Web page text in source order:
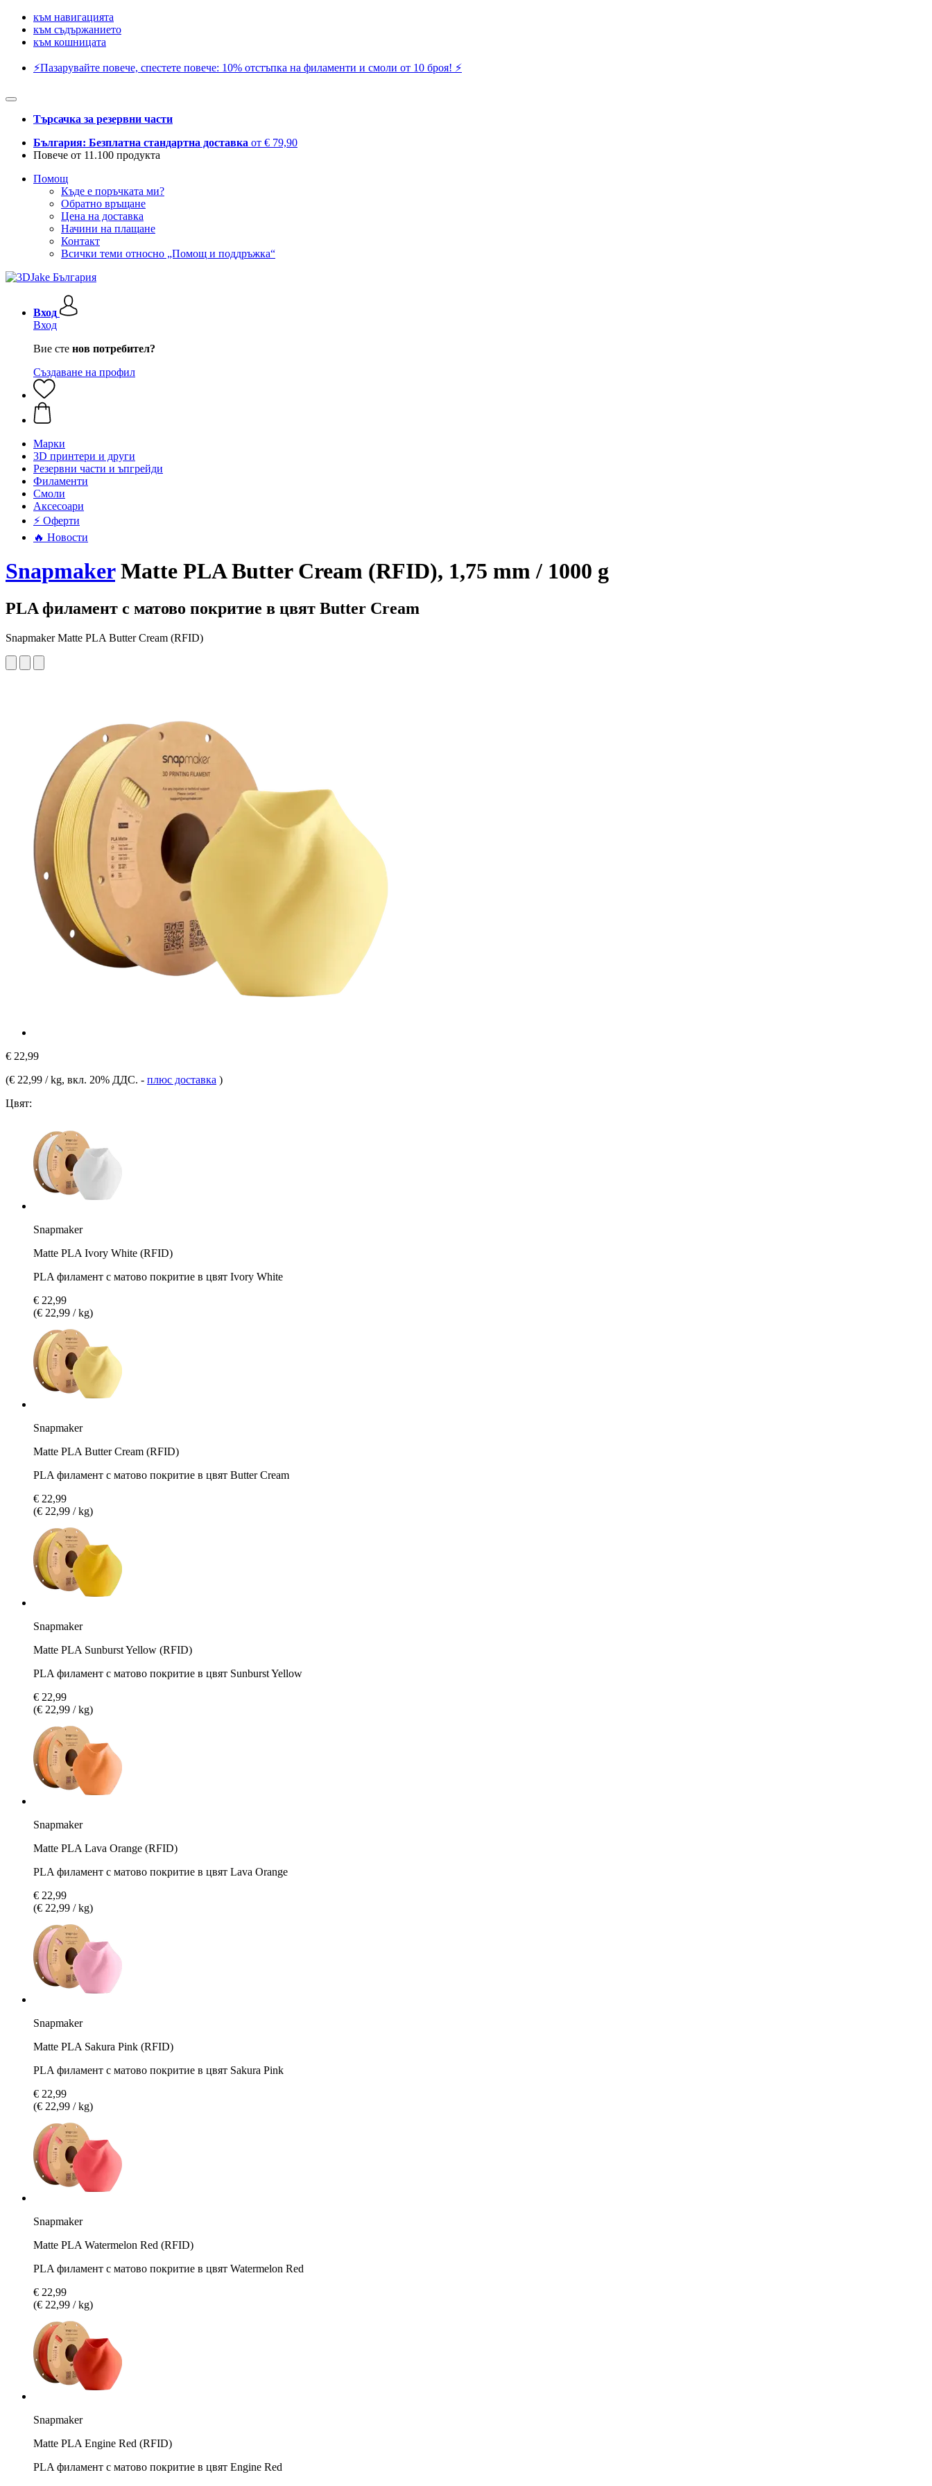
към навигацията
към съдържанието
към кошницата
⚡️Пазарувайте повече, спестете повече: 10% отстъпка на филаменти и смоли от 10 броя! ⚡️
Търсачка за резервни части
България: Безплатна стандартна доставка от € 79,90
Повече от 11.100 продукта
Помощ
Къде е поръчката ми?
Обратно връщане
Цена на доставка
Начини на плащане
Контакт
Всички теми относно „Помощ и поддръжка“
Вход
Вход
Вие сте нов потребител?
Създаване на профил
Mарки
3D принтери и други
Резервни части и ъпгрейди
Филаменти
Смоли
Аксесоари
⚡ Оферти
🔥 Новости
SnapmakerMatte PLA Butter Cream (RFID), 1,75 mm / 1000 g
PLA филамент с матово покритие в цвят Butter Cream
Snapmaker Matte PLA Butter Cream (RFID)
€ 22,99
(€ 22,99 / kg, вкл. 20% ДДС. - плюс доставка )
Цвят:
Snapmaker
Matte PLA Ivory White (RFID)
PLA филамент с матово покритие в цвят Ivory White
€ 22,99
(€ 22,99 / kg)
Snapmaker
Matte PLA Butter Cream (RFID)
PLA филамент с матово покритие в цвят Butter Cream
€ 22,99
(€ 22,99 / kg)
Snapmaker
Matte PLA Sunburst Yellow (RFID)
PLA филамент с матово покритие в цвят Sunburst Yellow
€ 22,99
(€ 22,99 / kg)
Snapmaker
Matte PLA Lava Orange (RFID)
PLA филамент с матово покритие в цвят Lava Orange
€ 22,99
(€ 22,99 / kg)
Snapmaker
Matte PLA Sakura Pink (RFID)
PLA филамент с матово покритие в цвят Sakura Pink
€ 22,99
(€ 22,99 / kg)
Snapmaker
Matte PLA Watermelon Red (RFID)
PLA филамент с матово покритие в цвят Watermelon Red
€ 22,99
(€ 22,99 / kg)
Snapmaker
Matte PLA Engine Red (RFID)
PLA филамент с матово покритие в цвят Engine Red